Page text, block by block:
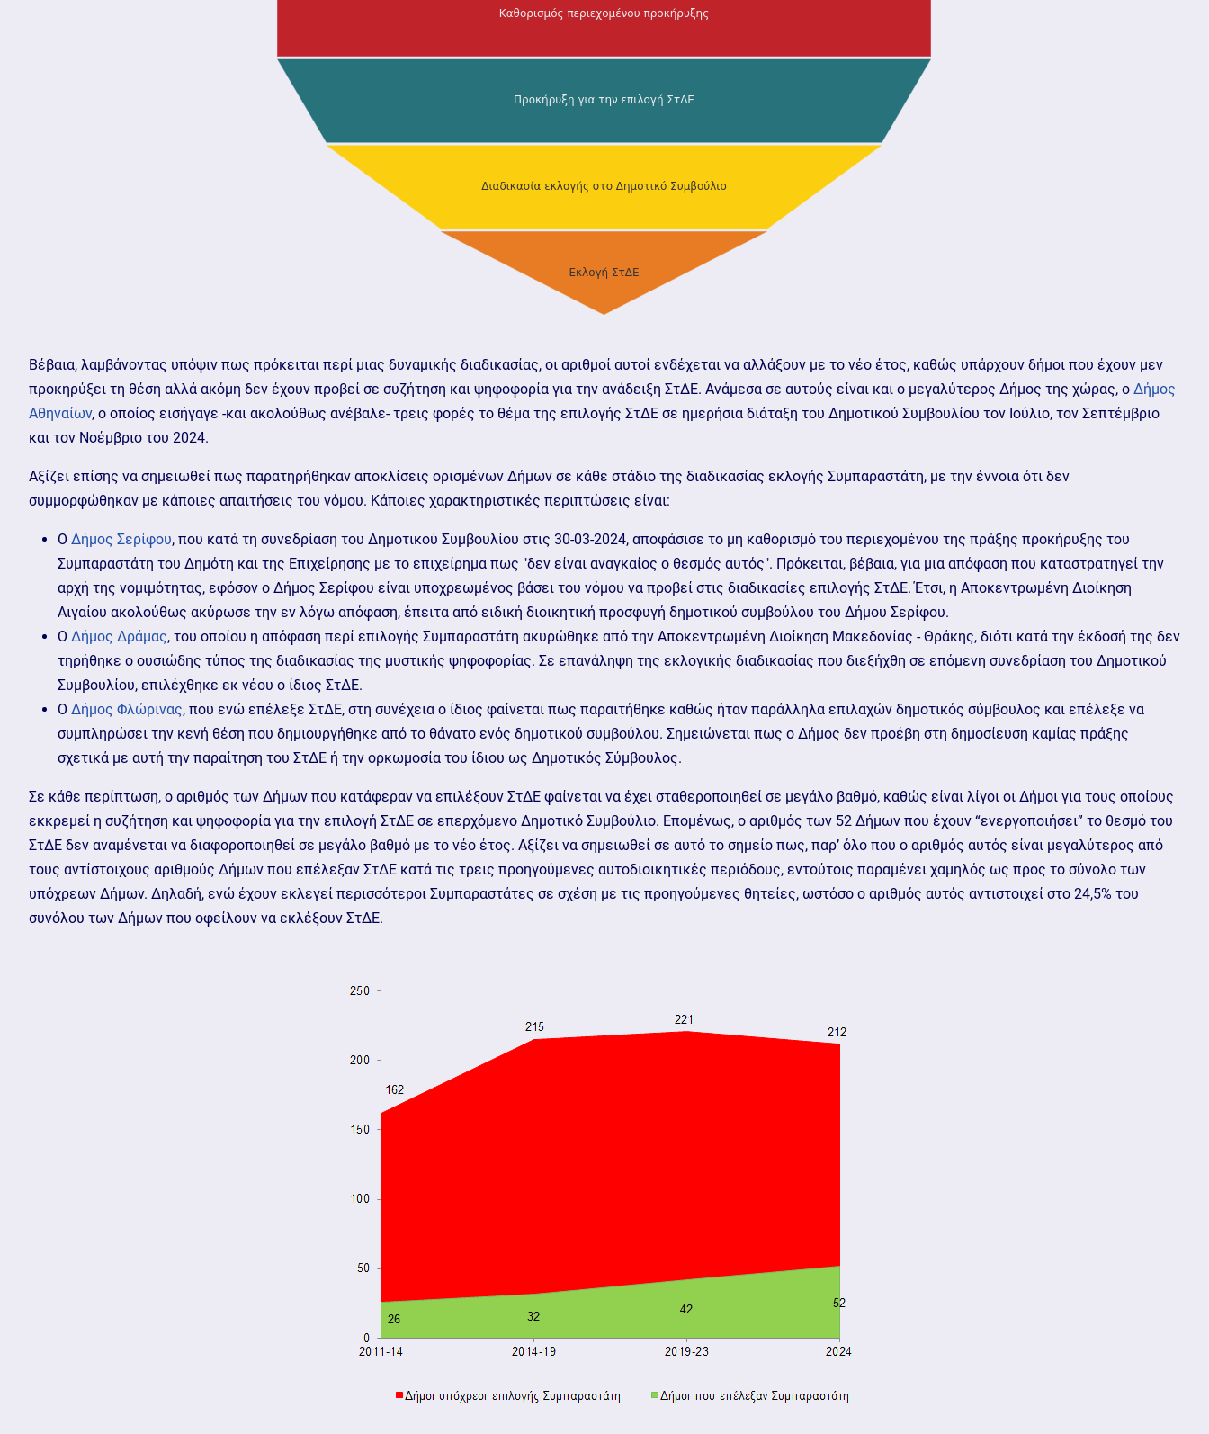
Βέβαια, λαμβάνοντας υπόψιν πως πρόκειται περί μιας δυναμικής διαδικασίας, οι αριθμοί αυτοί ενδέχεται να αλλάξουν με το νέο έτος, καθώς υπάρχουν δήμοι που έχουν μεν
προκηρύξει τη θέση αλλά ακόμη δεν έχουν προβεί σε συζήτηση και ψηφοφορία για την ανάδειξη ΣτΔΕ. Ανάμεσα σε αυτούς είναι και ο μεγαλύτερος Δήμος της χώρας, ο Δήμος
Αθηναίων, ο οποίος εισήγαγε -και ακολούθως ανέβαλε- τρεις φορές το θέμα της επιλογής ΣτΔΕ σε ημερήσια διάταξη του Δημοτικού Συμβουλίου τον Ιούλιο, τον Σεπτέμβριο
και τον Νοέμβριο του 2024.
Αξίζει επίσης να σημειωθεί πως παρατηρήθηκαν αποκλίσεις ορισμένων Δήμων σε κάθε στάδιο της διαδικασίας εκλογής Συμπαραστάτη, με την έννοια ότι δεν
συμμορφώθηκαν με κάποιες απαιτήσεις του νόμου. Κάποιες χαρακτηριστικές περιπτώσεις είναι:
Ο Δήμος Σερίφου, που κατά τη συνεδρίαση του Δημοτικού Συμβουλίου στις 30-03-2024, αποφάσισε το μη καθορισμό του περιεχομένου της πράξης προκήρυξης του
Συμπαραστάτη του Δημότη και της Επιχείρησης με το επιχείρημα πως "δεν είναι αναγκαίος ο θεσμός αυτός". Πρόκειται, βέβαια, για μια απόφαση που καταστρατηγεί την
αρχή της νομιμότητας, εφόσον ο Δήμος Σερίφου είναι υποχρεωμένος βάσει του νόμου να προβεί στις διαδικασίες επιλογής ΣτΔΕ. Έτσι, η Αποκεντρωμένη Διοίκηση
Αιγαίου ακολούθως ακύρωσε την εν λόγω απόφαση, έπειτα από ειδική διοικητική προσφυγή δημοτικού συμβούλου του Δήμου Σερίφου.
Ο Δήμος Δράμας, του οποίου η απόφαση περί επιλογής Συμπαραστάτη ακυρώθηκε από την Αποκεντρωμένη Διοίκηση Μακεδονίας - Θράκης, διότι κατά την έκδοσή της δεν
τηρήθηκε ο ουσιώδης τύπος της διαδικασίας της μυστικής ψηφοφορίας. Σε επανάληψη της εκλογικής διαδικασίας που διεξήχθη σε επόμενη συνεδρίαση του Δημοτικού
Συμβουλίου, επιλέχθηκε εκ νέου ο ίδιος ΣτΔΕ.
Ο Δήμος Φλώρινας, που ενώ επέλεξε ΣτΔΕ, στη συνέχεια ο ίδιος φαίνεται πως παραιτήθηκε καθώς ήταν παράλληλα επιλαχών δημοτικός σύμβουλος και επέλεξε να
συμπληρώσει την κενή θέση που δημιουργήθηκε από το θάνατο ενός δημοτικού συμβούλου. Σημειώνεται πως ο Δήμος δεν προέβη στη δημοσίευση καμίας πράξης
σχετικά με αυτή την παραίτηση του ΣτΔΕ ή την ορκωμοσία του ίδιου ως Δημοτικός Σύμβουλος.
Σε κάθε περίπτωση, ο αριθμός των Δήμων που κατάφεραν να επιλέξουν ΣτΔΕ φαίνεται να έχει σταθεροποιηθεί σε μεγάλο βαθμό, καθώς είναι λίγοι οι Δήμοι για τους οποίους
εκκρεμεί η συζήτηση και ψηφοφορία για την επιλογή ΣτΔΕ σε επερχόμενο Δημοτικό Συμβούλιο. Επομένως, ο αριθμός των 52 Δήμων που έχουν “ενεργοποιήσει” το θεσμό του
ΣτΔΕ δεν αναμένεται να διαφοροποιηθεί σε μεγάλο βαθμό με το νέο έτος. Αξίζει να σημειωθεί σε αυτό το σημείο πως, παρ’ όλο που ο αριθμός αυτός είναι μεγαλύτερος από
τους αντίστοιχους αριθμούς Δήμων που επέλεξαν ΣτΔΕ κατά τις τρεις προηγούμενες αυτοδιοικητικές περιόδους, εντούτοις παραμένει χαμηλός ως προς το σύνολο των
υπόχρεων Δήμων. Δηλαδή, ενώ έχουν εκλεγεί περισσότεροι Συμπαραστάτες σε σχέση με τις προηγούμενες θητείες, ωστόσο ο αριθμός αυτός αντιστοιχεί στο 24,5% του
συνόλου των Δήμων που οφείλουν να εκλέξουν ΣτΔΕ.